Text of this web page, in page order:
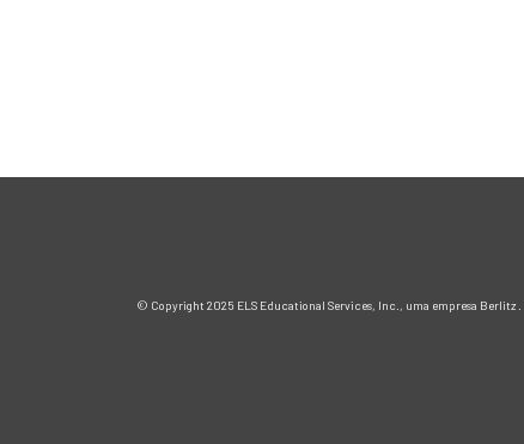
© Copyright 2025 ELS Educational Services, Inc., uma empresa Berlitz .